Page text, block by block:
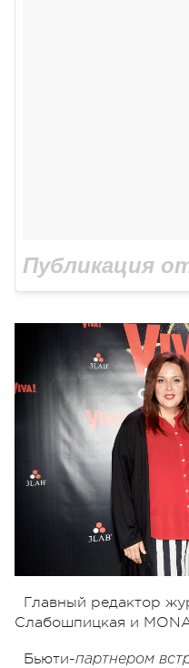
Главный редактор
Слабошпицкая и
Бьюти-партнером